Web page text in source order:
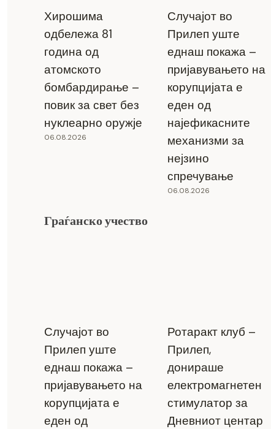
Хирошима
одбележа 81
година од
атомското
бомбардирање –
повик за свет без
нуклеарно оружје
06.08.2026
Случајот во
Прилеп уште
еднаш покажа –
пријавувањето на
корупцијата е
еден од
најефикасните
механизми за
нејзино
спречување
06.08.2026
Граѓанско учество
Случајот во
Прилеп уште
еднаш покажа –
пријавувањето на
корупцијата е
еден од
Ротаракт клуб –
Прилеп,
донираше
електромагнетен
стимулатор за
Дневниот центар